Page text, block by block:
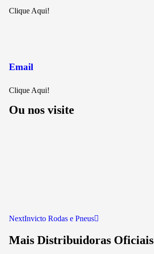
Clique Aqui!
Email
Clique Aqui!
Ou nos visite
NextInvicto Rodas e Pneus
Mais Distribuidoras Oficiais